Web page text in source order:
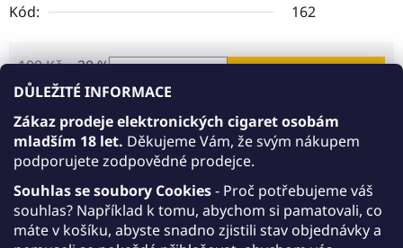
DŮLEŽITÉ INFORMACE
Zákaz prodeje elektronických cigaret osobám
mladším 18 let. Děkujeme Vám, že svým nákupem
podporujete zodpovědné prodejce.
Souhlas se soubory Cookies- Proč potřebujeme váš
souhlas? Například k tomu, abychom si pamatovali, co
máte v košíku, abyste snadno zjistili stav objednávky a
Kód:
162
199 Kč –20 %
159 Kč
Měrná cena:
Akce 5+1 zdarma
AKCE 5+1: Kupte 5 libovolných Romio Podů,
přidejte do košíku Romio Starter Kit a získáte jej
zdarma.